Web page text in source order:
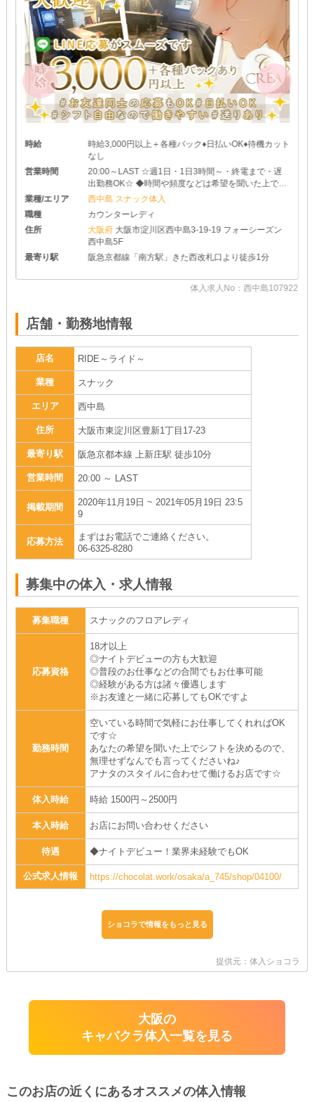
時給
時給3,000円以上＋各種バック♦日払いOK♦待機カット
なし
営業時間
20:00～LAST ☆週1日・1日3時間～・終電まで・遅
出勤務OK☆ ◆時間や頻度などは希望を聞いた上で決
めさせて頂きます♪ ◆レギュラー出勤ももちろんOK
業種/エリア
西中島 スナック体入
職種
カウンターレディ
住所
大阪府 大阪市淀川区西中島3-19-19 フォーシーズン
西中島5F
最寄り駅
阪急京都線「南方駅」きた西改札口より徒歩1分
体入求人No：西中島107922
店舗・勤務地情報
店名 RIDE～ライド～
業種 スナック
エリア 西中島
住所 大阪市東淀川区豊新1丁目17-23
最寄り駅 阪急京都本線 上新庄駅 徒歩10分
営業時間 20:00 ～ LAST
掲載期間
2020年11月19日 ~ 2021年05月19日 23:5
9
応募方法
まずはお電話でご連絡ください。
06-6325-8280
募集中の体入・求人情報
募集職種 スナックのフロアレディ
応募資格
18才以上
◎ナイトデビューの方も大歓迎
◎普段のお仕事などの合間でもお仕事可能
◎経験がある方は諸々優遇します
※お友達と一緒に応募してもOKですよ
勤務時間
空いている時間で気軽にお仕事してくれればOK
です☆
あなたの希望を聞いた上でシフトを決めるので、
無理せずなんでも言ってくださいね♪
アナタのスタイルに合わせて働けるお店です☆
体入時給 時給 1500円～2500円
本入時給 お店にお問い合わせください
待遇 ◆ナイトデビュー！業界未経験でもOK
公式求人情報 https://chocolat.work/osaka/a_745/shop/04100/
ショコラで情報をもっと見る
提供元：体入ショコラ
大阪の
キャバクラ体入一覧を見る
このお店の近くにあるオススメの体入情報